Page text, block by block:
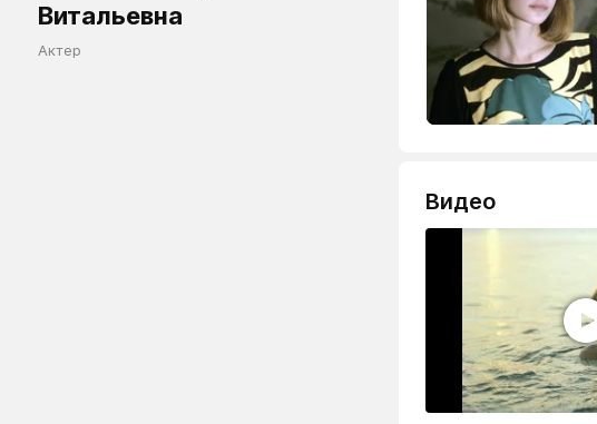
Витальевна
Актер
Видео